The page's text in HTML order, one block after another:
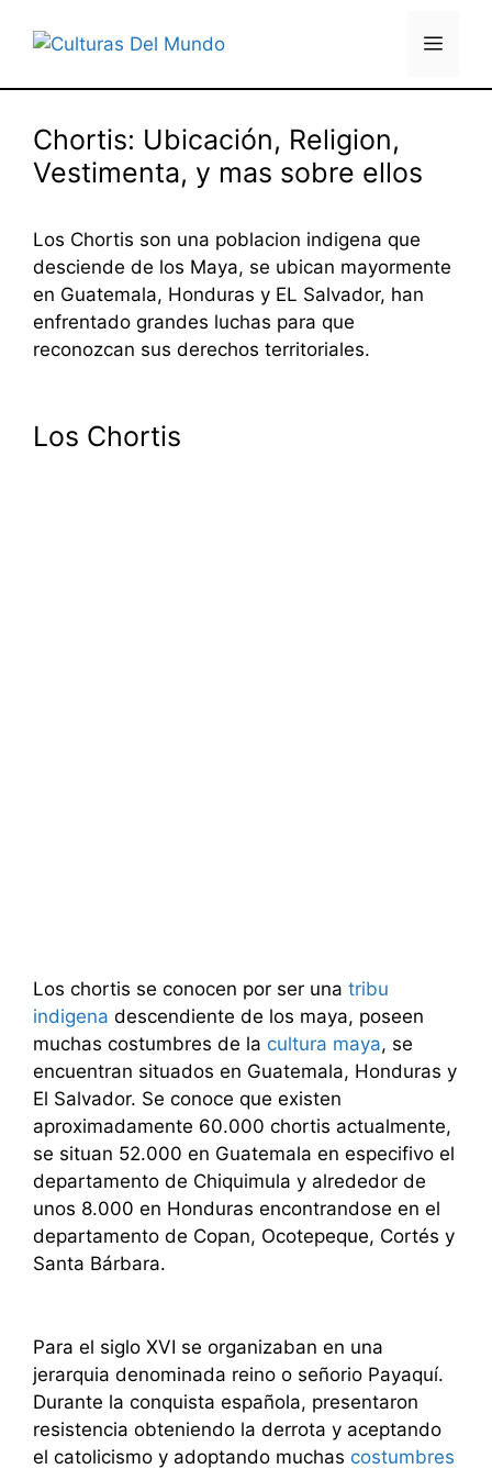
Menú
Chortis: Ubicación, Religion,
Vestimenta, y mas sobre ellos
Los Chortis son una poblacion indigena que
desciende de los Maya, se ubican mayormente
en Guatemala, Honduras y EL Salvador, han
enfrentado grandes luchas para que
reconozcan sus derechos territoriales.
Los Chortis
Los chortis se conocen por ser una tribu
indigena descendiente de los maya, poseen
muchas costumbres de la cultura maya, se
encuentran situados en Guatemala, Honduras y
El Salvador. Se conoce que existen
aproximadamente 60.000 chortis actualmente,
se situan 52.000 en Guatemala en especifivo el
departamento de Chiquimula y alrededor de
unos 8.000 en Honduras encontrandose en el
departamento de Copan, Ocotepeque, Cortés y
Santa Bárbara.
Para el siglo XVI se organizaban en una
jerarquia denominada reino o señorio Payaquí.
Durante la conquista española, presentaron
resistencia obteniendo la derrota y aceptando
el catolicismo y adoptando muchas costumbres